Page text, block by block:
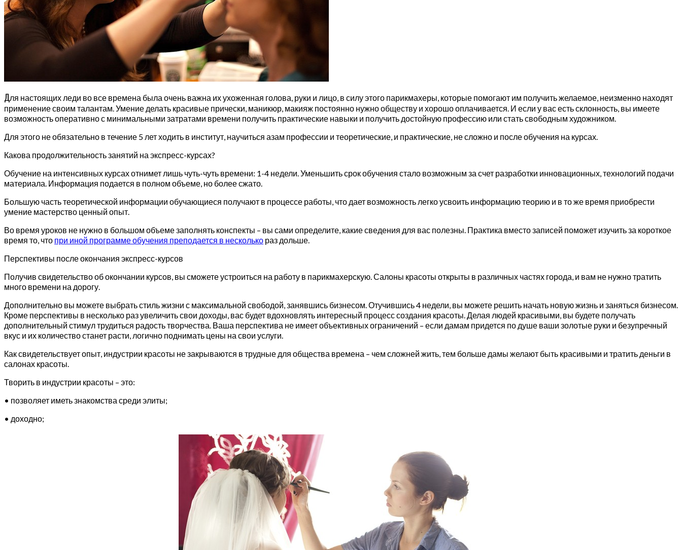
Для настоящих леди во все времена была очень важна их ухоженная голова, руки и лицо, в силу этого парикмахеры, которые помогают им получить желаемое, неизменно находят
применение своим талантам. Умение делать красивые прически, маникюр, макияж постоянно нужно обществу и хорошо оплачивается. И если у вас есть склонность, вы имеете
возможность оперативно с минимальными затратами времени получить практические навыки и получить достойную профессию или стать свободным художником.
Для этого не обязательно в течение 5 лет ходить в институт, научиться азам профессии и теоретические, и практические, не сложно и после обучения на курсах.
Какова продолжительность занятий на экспресс-курсах?
Обучение на интенсивных курсах отнимет лишь чуть-чуть времени: 1-4 недели. Уменьшить срок обучения стало возможным за счет разработки инновационных, технологий подачи
материала. Информация подается в полном объеме, но более сжато.
Большую часть теоретической информации обучающиеся получают в процессе работы, что дает возможность легко усвоить информацию теорию и в то же время приобрести
умение мастерство ценный опыт.
Во время уроков не нужно в большом объеме заполнять конспекты – вы сами определите, какие сведения для вас полезны. Практика вместо записей поможет изучить за короткое
время то, что при иной программе обучения преподается в несколько раз дольше.
Перспективы после окончания экспресс-курсов
Получив свидетельство об окончании курсов, вы сможете устроиться на работу в парикмахерскую. Салоны красоты открыты в различных частях города, и вам не нужно тратить
много времени на дорогу.
Дополнительно вы можете выбрать стиль жизни с максимальной свободой, занявшись бизнесом. Отучившись 4 недели, вы можете решить начать новую жизнь и заняться бизнесом.
Кроме перспективы в несколько раз увеличить свои доходы, вас будет вдохновлять интересный процесс создания красоты. Делая людей красивыми, вы будете получать
дополнительный стимул трудиться радость творчества. Ваша перспектива не имеет объективных ограничений – если дамам придется по душе ваши золотые руки и безупречный
вкус и их количество станет расти, логично поднимать цены на свои услуги.
Как свидетельствует опыт, индустрии красоты не закрываются в трудные для общества времена – чем сложней жить, тем больше дамы желают быть красивыми и тратить деньги в
салонах красоты.
Творить в индустрии красоты – это:
• позволяет иметь знакомства среди элиты;
• доходно;